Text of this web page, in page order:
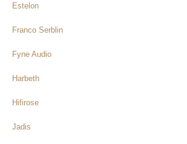
Estelon
Franco Serblin
Fyne Audio
Harbeth
Hifirose
Jadis